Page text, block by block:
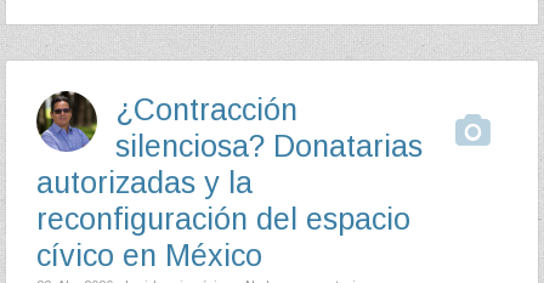
¿Contracción
silenciosa? Donatarias
autorizadas y la
reconfiguración del espacio
cívico en México